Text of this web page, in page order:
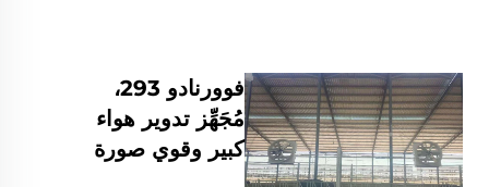
فوورنادو 293،
مُجَهِّز تدوير هواء
كبير وقوي صورة